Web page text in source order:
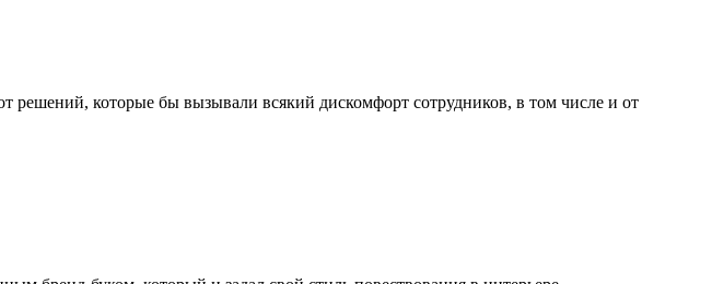
решений, которые бы вызывали всякий дискомфорт сотрудников, в том числе и от